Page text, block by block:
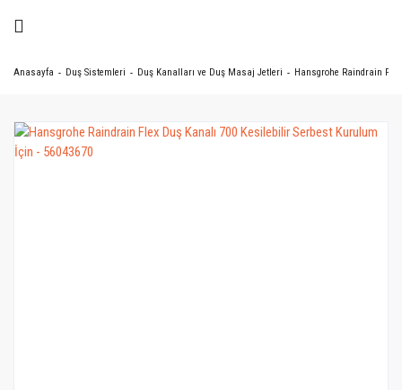
Anasayfa Duş Sistemleri Duş Kanalları ve Duş Masaj Jetleri Hansgrohe Raindrain